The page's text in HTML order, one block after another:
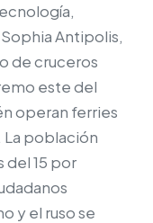
Antipolis,
de cruceros
este del
operan ferries
La población
del 15 por
y el ruso se